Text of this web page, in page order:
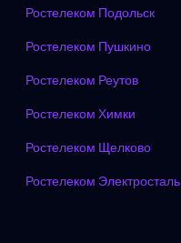
Ростелеком Подольск
Ростелеком Пушкино
Ростелеком Реутов
Ростелеком Химки
Ростелеком Щелково
Ростелеком Электросталь